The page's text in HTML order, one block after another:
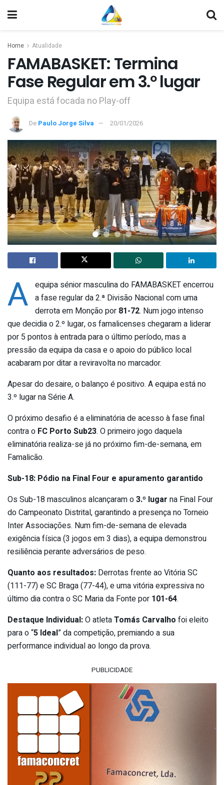
Home Atualidade
FAMABASKET: Termina
Fase Regular em 3.º lugar
Equipa está focada no Play-off
De Paulo Jorge Silva 20/01/2026
A equipa sénior masculina do FAMABASKET encerrou
a fase regular da 2.ª Divisão Nacional com uma
derrota em Monção por 81-72. Num jogo intenso
que decidia o 2.º lugar, os famalicenses chegaram a liderar
por 5 pontos à entrada para o último período, mas a
pressão da equipa da casa e o apoio do público local
acabaram por ditar a reviravolta no marcador.
Apesar do desaire, o balanço é positivo. A equipa está no
3.º lugar na Série A.
O próximo desafio é a eliminatória de acesso à fase final
contra o FC Porto Sub23. O primeiro jogo daquela
eliminatória realiza-se já no próximo fim-de-semana, em
Famalicão.
Sub-18: Pódio na Final Four e apuramento garantido
Os Sub-18 masculinos alcançaram o3.º lugar na Final Four
do Campeonato Distrital, garantindo a presença no Torneio
Inter Associações. Num fim-de-semana de elevada
exigência física (3 jogos em 3 dias), a equipa demonstrou
resiliência perante adversários de peso.
Quanto aos resultados: Derrotas frente ao Vitória SC
(111-77) e SC Braga (77-44), e uma vitória expressiva no
último dia contra o SC Maria da Fonte por 101-64.
Destaque Individual:O atletaTomás Carvalho foi eleito
para o “5 Ideal” da competição, premiando a sua
performance individual ao longo da prova.
PUBLICIDADE